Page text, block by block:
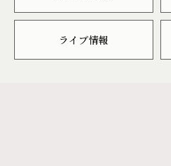
ライブ情報